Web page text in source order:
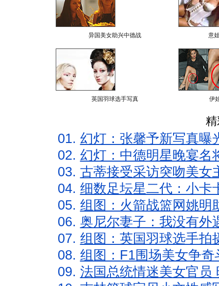
异国美女助兴中德战 意
英国羽球选手写真 伊
01. 幻灯：张馨予新写真曝
02. 幻灯：中德明星晚宴名
03. 古蒂接受采访突吻美女
04. 细数足坛星二代：小卡
05. 组图：火箭战篮网姚明
06. 奥尼尔妻子：我没有外
07. 组图：英国羽球选手拍
08. 组图：F1围场美女争
09. 法国总统情迷美女官员